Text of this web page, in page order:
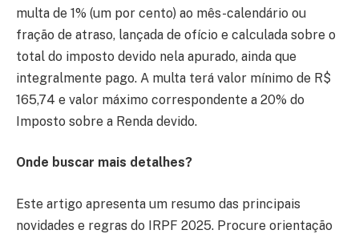
multa de 1% (um por cento) ao mês-calendário ou
fração de atraso, lançada de ofício e calculada sobre o
total do imposto devido nela apurado, ainda que
integralmente pago. A multa terá valor mínimo de R$
165,74 e valor máximo correspondente a 20% do
Imposto sobre a Renda devido.
Onde buscar mais detalhes?
Este artigo apresenta um resumo das principais
novidades e regras do IRPF 2025. Procure orientação